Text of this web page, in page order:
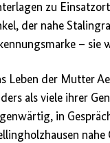
zu
der nahe
– sie
Leben der Mutter
als viele ihrer
in